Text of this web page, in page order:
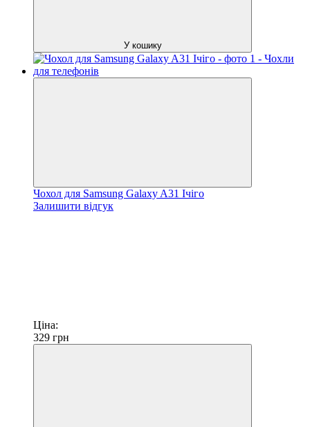
У кошику
Чохол для Samsung Galaxy A31 Ічіго
Залишити відгук
Ціна:
329 грн